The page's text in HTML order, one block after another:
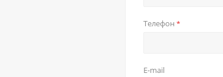
Телефон *
E-mail